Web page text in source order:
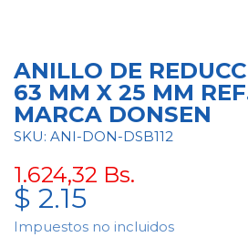
ANILLO DE
63 MM X 25 MM
MARCA DONSEN
SKU: ANI-DON-DSB112
1.624,32 Bs.
$ 2.15
Impuestos no incluidos